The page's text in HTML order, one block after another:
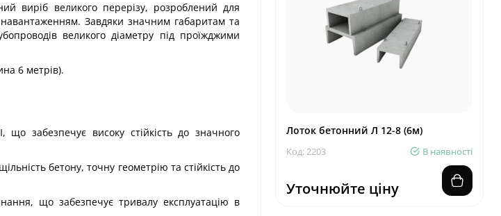
виріб великого перерізу, розроблений для
Завдяки значним габаритам та
великого діаметру під проїжджими
6 метрів).
забезпечує високу стійкість до значного
бетону, точну геометрію та стійкість до
що забезпечує тривалу експлуатацію в
Лоток бетонний Л 12-8 (6м)
Код: 2203 В наявності
Уточнюйте ціну